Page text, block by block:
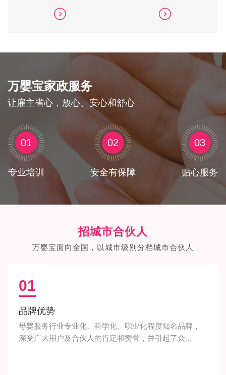
万婴宝家政服务
让雇主省心，放心、安心和舒心
01
专业培训
02
安全有保障
03
贴心服务
招城市合伙人
万婴宝面向全国，以城市级别分档城市合伙人
01
品牌优势
母婴服务行业专业化、科学化、职业化程度知名品牌，
深受广大用户及合伙人的肯定和赞誉，并引起了众...